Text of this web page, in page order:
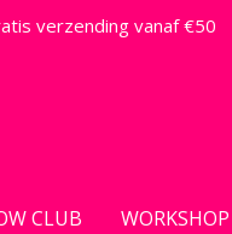
verzending vanaf €50
CLUB WORKSHOP